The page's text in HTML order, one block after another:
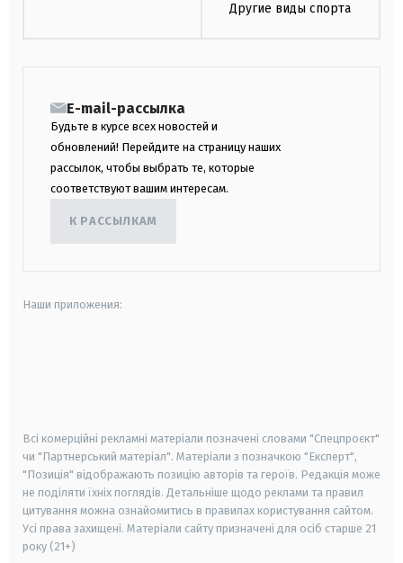
Другие виды спорта
E-mail-рассылка
Будьте в курсе всех новостей и
обновлений! Перейдите на страницу наших
рассылок, чтобы выбрать те, которые
соответствуют вашим интересам.
К РАССЫЛКАМ
Наши приложения:
Всі комерційні рекламні матеріали позначені словами "Спецпроєкт"
чи "Партнерський матеріал". Матеріали з позначкою "Експерт",
"Позиція" відображають позицію авторів та героїв. Редакція може
не поділяти їхніх поглядів. Детальніше щодо реклами та правил
цитування можна ознайомитись в правилах користування сайтом.
Усі права захищені. Матеріали сайту призначені для осіб старше 21
року (21+)